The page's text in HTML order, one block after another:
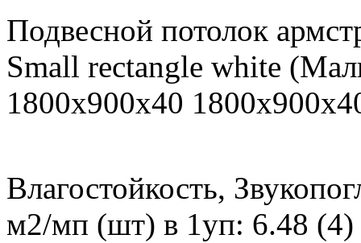
Подвесной потолок
Small rectangle white
1800x900x40
Влагостойкость,
м2/мп (шт) в 1уп: 6.48 (4)